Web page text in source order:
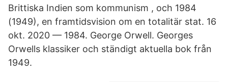
Brittiska Indien som kommunism , och 1984
(1949), en framtidsvision om en totalitär stat. 16
okt. 2020 — 1984. George Orwell. Georges
Orwells klassiker och ständigt aktuella bok från
1949.